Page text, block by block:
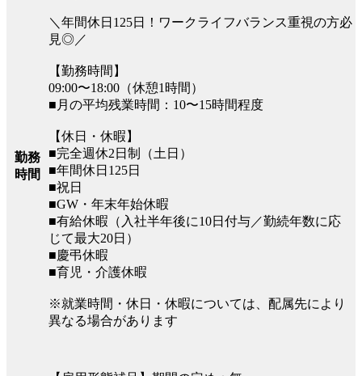
勤務
時間
＼年間休日125日！ワークライフバランス重視の方必
見◎／
【勤務時間】
09:00〜18:00（休憩1時間）
■月の平均残業時間：10〜15時間程度
【休日・休暇】
■完全週休2日制（土日）
■年間休日125日
■祝日
■GW・年末年始休暇
■有給休暇（入社半年後に10日付与／勤続年数に応
じて最大20日）
■慶弔休暇
■育児・介護休暇
※就業時間・休日・休暇については、配属先により
異なる場合があります